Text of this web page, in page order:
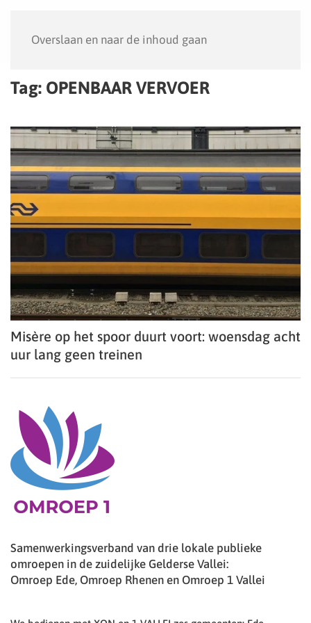
Overslaan en naar de inhoud gaan
Tag: OPENBAAR VERVOER
Misère op het spoor duurt voort: woensdag acht
uur lang geen treinen
Samenwerkingsverband van drie lokale publieke
omroepen in de zuidelijke Gelderse Vallei:
Omroep Ede, Omroep Rhenen en Omroep 1 Vallei